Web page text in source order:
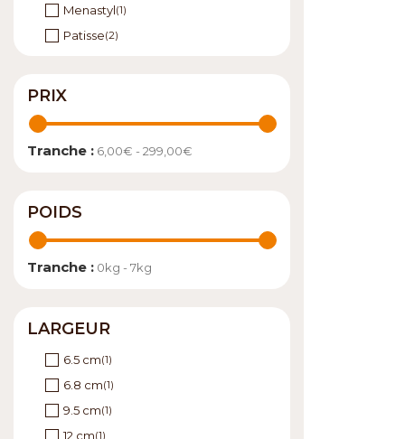
Menastyl(1)
Patisse(2)
Stellinox
PRIX
Tranche : 6,00€ - 299,00€
POIDS
Tranche : 0kg - 7kg
LARGEUR
6.5 cm(1)
6.8 cm(1)
9.5 cm(1)
12 cm(1)